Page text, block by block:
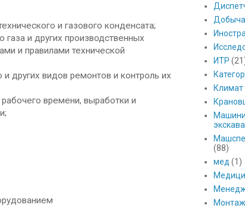
и газового конденсата;
газа и других производственных
и правилами технической
других видов ремонтов и контроль их
времени, выработки и
Добыча
ИТР
Климат
(88)
мед (1)